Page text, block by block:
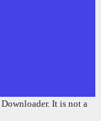
Downloader. It is not a